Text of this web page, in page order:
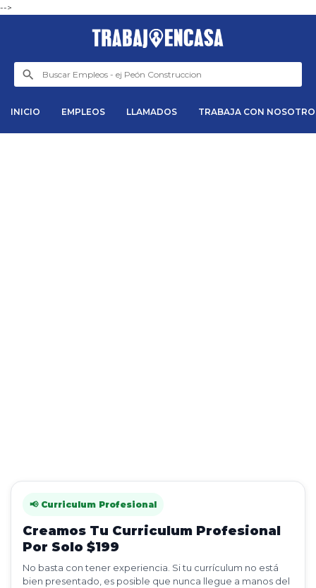
-->
INICIO EMPLEOS LLAMADOS TRABAJA CON
📢 Curriculum Profesional
Creamos Tu Curriculum Profesional
Por Solo $199
No basta con tener experiencia. Si tu currículum no está
bien presentado, es posible que nunca llegue a manos del